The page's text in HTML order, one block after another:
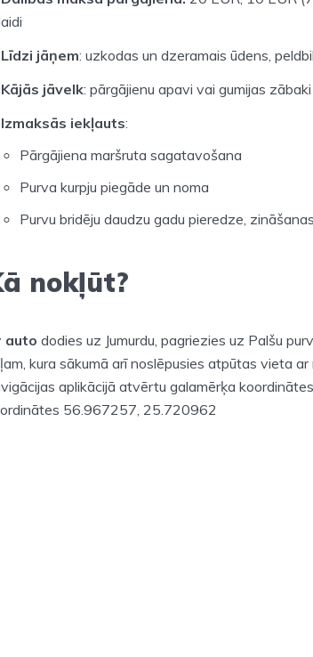
Līdzi jāņem: uzkodas un dzeramais ūdens,
Kājās jāvelk: pārgājienu apavi vai gumijas zābaki
Izmaksās iekļauts:
Pārgājiena maršruta sagatavošana
Purva kurpju piegāde un noma
Purvu bridēju daudzu gadu pieredze,
nokļūt?
auto dodies uz Jumurdu, pagriezies uz Palšu
kura sākumā arī noslēpusies atpūtas vieta
aplikācijā atvērtu galamērķa
56.967257, 25.720962